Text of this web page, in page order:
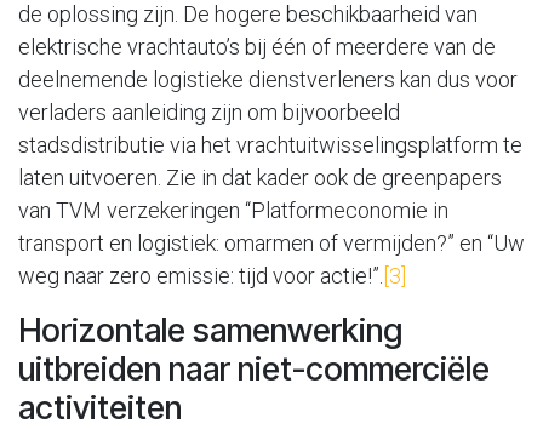
de oplossing zijn. De hogere beschikbaarheid van
elektrische vrachtauto’s bij één of meerdere van de
deelnemende logistieke dienstverleners kan dus voor
verladers aanleiding zijn om bijvoorbeeld
stadsdistributie via het vrachtuitwisselingsplatform te
laten uitvoeren. Zie in dat kader ook de greenpapers
van TVM verzekeringen “Platformeconomie in
transport en logistiek: omarmen of vermijden?” en “Uw
weg naar zero emissie: tijd voor actie!”. [3]
Horizontale samenwerking
uitbreiden naar niet-commerciële
activiteiten